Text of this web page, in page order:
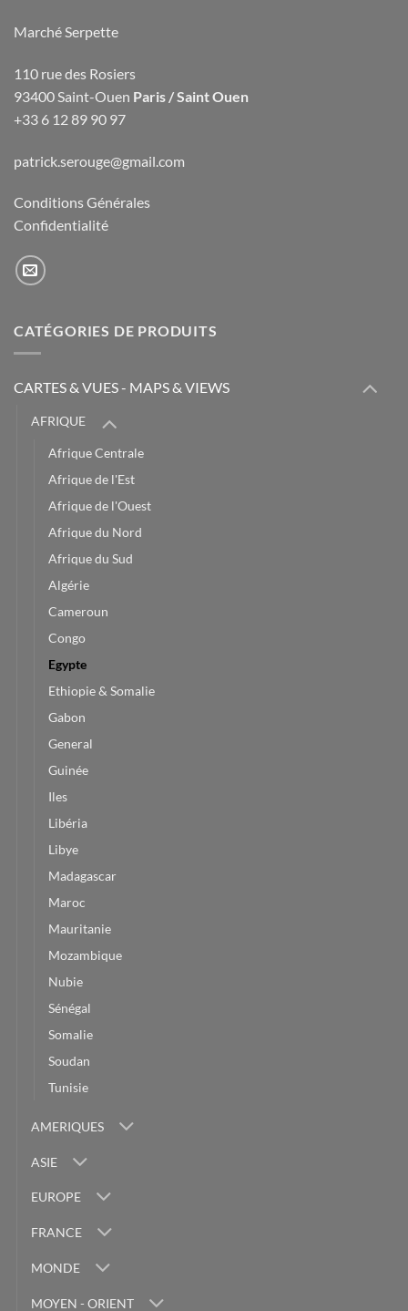
Marché Serpette
110 rue des Rosiers
93400 Saint-Ouen Paris / Saint Ouen
+33 6 12 89 90 97
patrick.serouge@gmail.com
Conditions Générales
Confidentialité
CATÉGORIES DE PRODUITS
CARTES & VUES - MAPS & VIEWS
AFRIQUE
Afrique Centrale
Afrique de l'Est
Afrique de l'Ouest
Afrique du Nord
Afrique du Sud
Algérie
Cameroun
Congo
Egypte
Ethiopie & Somalie
Gabon
General
Guinée
Iles
Libéria
Libye
Madagascar
Maroc
Mauritanie
Mozambique
Nubie
Sénégal
Somalie
Soudan
Tunisie
AMERIQUES
ASIE
EUROPE
FRANCE
MONDE
MOYEN - ORIENT